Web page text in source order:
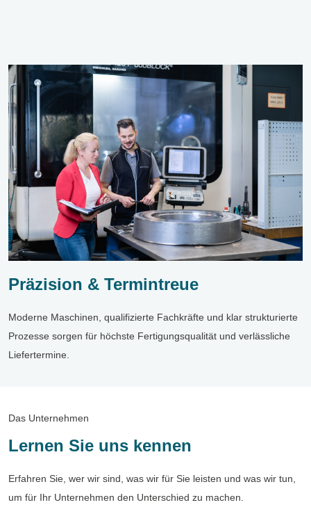
Präzision & Termintreue
Moderne Maschinen, qualifizierte Fachkräfte und klar strukturierte
Prozesse sorgen für höchste Fertigungsqualität und verlässliche
Liefertermine.
Das Unternehmen
Lernen Sie uns kennen
Erfahren Sie, wer wir sind, was wir für Sie leisten und was wir tun,
um für Ihr Unternehmen den Unterschied zu machen.